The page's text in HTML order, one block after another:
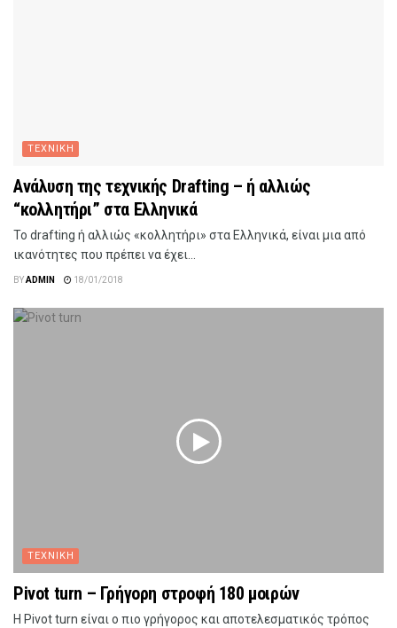
ΤΕΧΝΙΚΗ
Ανάλυση της τεχνικής Drafting – ή αλλιώς
“κολλητήρι” στα Ελληνικά
Το drafting ή αλλιώς «κολλητήρι» στα Ελληνικά, είναι μια από
ικανότητες που πρέπει να έχει...
BYADMIN 18/01/2018
ΤΕΧΝΙΚΗ
Pivot turn – Γρήγορη στροφή 180 μοιρών
Η Pivot turn είναι ο πιο γρήγορος και αποτελεσματικός τρόπος